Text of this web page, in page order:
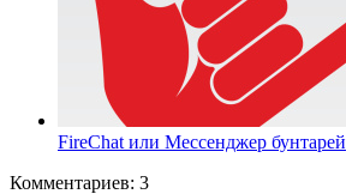
FireChat или Мессенджер бунтарей
Комментариев: 3